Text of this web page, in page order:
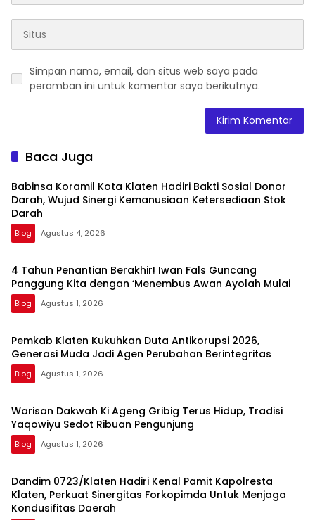
Simpan nama, email, dan situs web saya pada
peramban ini untuk komentar saya berikutnya.
Baca Juga
Babinsa Koramil Kota Klaten Hadiri Bakti Sosial Donor
Darah, Wujud Sinergi Kemanusiaan Ketersediaan Stok
Darah
Blog Agustus 4, 2026
4 Tahun Penantian Berakhir! Iwan Fals Guncang
Panggung Kita dengan ‘Menembus Awan Ayolah Mulai
Blog Agustus 1, 2026
Pemkab Klaten Kukuhkan Duta Antikorupsi 2026,
Generasi Muda Jadi Agen Perubahan Berintegritas
Blog Agustus 1, 2026
Warisan Dakwah Ki Ageng Gribig Terus Hidup, Tradisi
Yaqowiyu Sedot Ribuan Pengunjung
Blog Agustus 1, 2026
Dandim 0723/Klaten Hadiri Kenal Pamit Kapolresta
Klaten, Perkuat Sinergitas Forkopimda Untuk Menjaga
Kondusifitas Daerah